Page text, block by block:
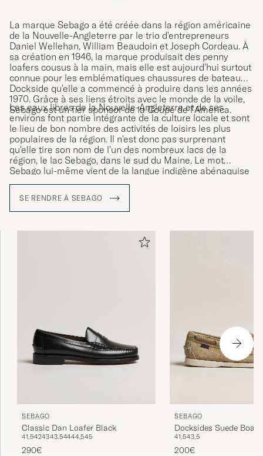
La marque Sebago a été créée dans la région américaine
de la Nouvelle-Angleterre par le trio d'entrepreneurs
Daniel Wellehan, William Beaudoin et Joseph Cordeau. À
sa création en 1946, la marque produisait des penny
loafers cousus à la main, mais elle est aujourd'hui surtout
connue pour les emblématiques chaussures de bateau
Dockside qu'elle a commencé à produire dans les années
1970. Grâce à ses liens étroits avec le monde de la voile,
Sebago est un fier sponsor de la Coupe de l'America.
Les eaux libres de la Nouvelle-Angleterre et de ses
environs font partie intégrante de la culture locale et sont
le lieu de bon nombre des activités de loisirs les plus
populaires de la région. Il n'est donc pas surprenant
qu'elle tire son nom de l'un des nombreux lacs de la
région, le lac Sebago, dans le sud du Maine. Le mot
Sebago lui-même vient de la langue indigène abénaquise
SE RENDRE À SEBAGO
SEBAGO
Classic Dan Loafer Black
41,5424343,54444,545
290€
SEBAGO
Docksides Suede Boat
Camel
41,543,5
200€